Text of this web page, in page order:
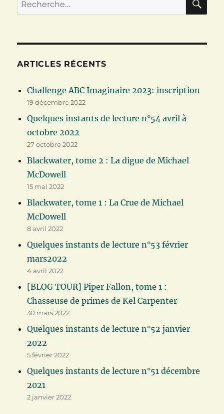
pour :
ARTICLES RÉCENTS
Challenge ABC Imaginaire 2023: inscription
19 décembre 2022
Quelques instants de lecture n°54 avril à
octobre 2022
27 octobre 2022
Blackwater, tome 2 : La digue de Michael
McDowell
15 mai 2022
Blackwater, tome 1 : La Crue de Michael
McDowell
8 avril 2022
Quelques instants de lecture n°53 février
mars2022
4 avril 2022
[BLOG TOUR] Piper Fallon, tome 1 :
Chasseuse de primes de Kel Carpenter
30 mars 2022
Quelques instants de lecture n°52 janvier
2022
5 février 2022
Quelques instants de lecture n°51 décembre
2021
2 janvier 2022